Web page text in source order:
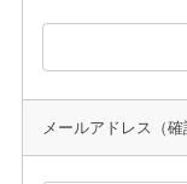
メールアドレス（確